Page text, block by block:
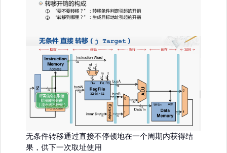
无条件转移通过直接不停顿地在一个周期内获得结
果，供下一次取址使用